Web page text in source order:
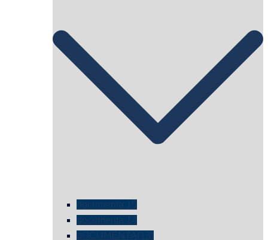
documenta 15
documenta 14
dOCUMENTA(13)